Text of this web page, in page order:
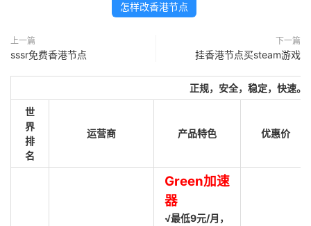
怎样改香港节点
上一篇
sssr免费香港节点
下一篇
挂香港节点买steam游戏
正规，安全，稳定，快速。
世
界
排
名
运营商 产品特色 优惠价
Green加速
器
√最低9元/月，